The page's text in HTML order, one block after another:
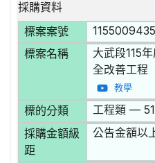
採購資料
標案案號
1155009435
標案名稱
大武段115
全改善工程
教學
標的分類 工程類 —
採購金額級
距
公告金額以